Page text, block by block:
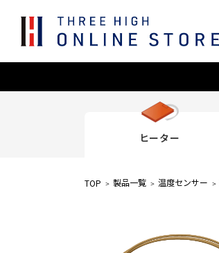
ヒーター
TOP 製品一覧 温度センサー